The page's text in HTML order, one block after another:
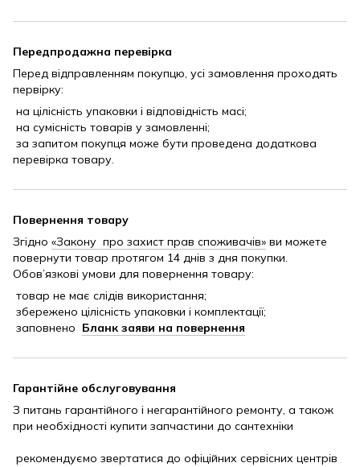
Передпродажна перевірка
Перед відправленням покупцю, усі замовлення проходять
первірку:
на цілісність упаковки і відповідність масі;
на сумісність товарів у замовленні;
за запитом покупця може бути проведена додаткова
перевірка товару.
Повернення товару
Згідно «Закону про захист прав споживачів» ви можете
повернути товар протягом 14 днів з дня покупки.
Обов’язкові умови для повернення товару:
товар не має слідів використання;
збережено цілісність упаковки і комплектації;
заповнено Бланк заяви на повернення
Гарантійне обслуговування
З питань гарантійного і негарантійного ремонту, а також
при необхідності купити запчастини до сантехніки
рекомендуємо звертатися до офіційних сервісних центрів